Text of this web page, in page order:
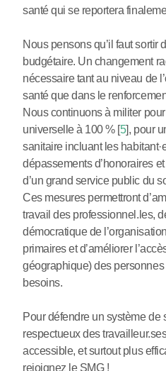
santé qui se reportera
Nous pensons qu’il faut sortir
budgétaire. Un changement
nécessaire tant au niveau de
santé que dans le
Nous continuons à militer
universelle à 100 %[5], pour
sanitaire incluant les habitant·
dépassements d’honoraires
d’un grand service public du
Ces mesures permettront
travail des professionnel.les,
démocratique de
primaires et d’améliorer
géographique) des
besoins.
Pour défendre un système de
respectueux des
accessible, et surtout plus
rejoignez le SMG !